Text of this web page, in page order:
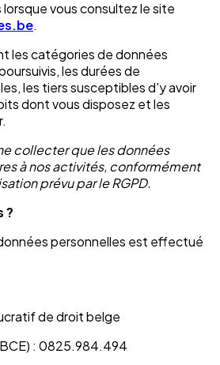
vous consultez le site
.
les catégories de données
les durées de
les tiers susceptibles d'y avoir
dont vous disposez et les
collecter que les données
à nos activités, conformément
prévu par le RGPD.
?
personnelles est effectué
de droit belge
: 0825.984.494